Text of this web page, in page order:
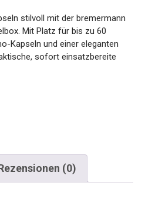
stilvoll mit der bremermann
Mit Platz für bis zu 60
Kapseln und einer eleganten
sofort einsatzbereite
(0)